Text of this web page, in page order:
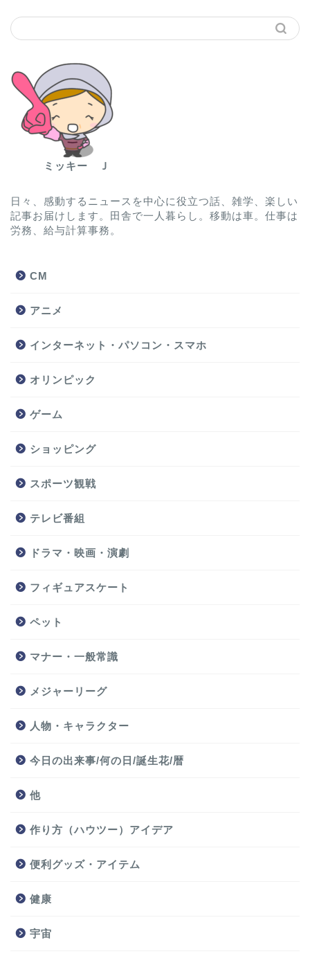
ミッキー Ｊ
日々、感動するニュースを中心に役立つ話、雑学、楽しい
記事お届けします。田舎で一人暮らし。移動は車。仕事は
労務、給与計算事務。
CM
アニメ
インターネット・パソコン・スマホ
オリンピック
ゲーム
ショッピング
スポーツ観戦
テレビ番組
ドラマ・映画・演劇
フィギュアスケート
ペット
マナー・一般常識
メジャーリーグ
人物・キャラクター
今日の出来事/何の日/誕生花/暦
他
作り方（ハウツー）アイデア
便利グッズ・アイテム
健康
宇宙